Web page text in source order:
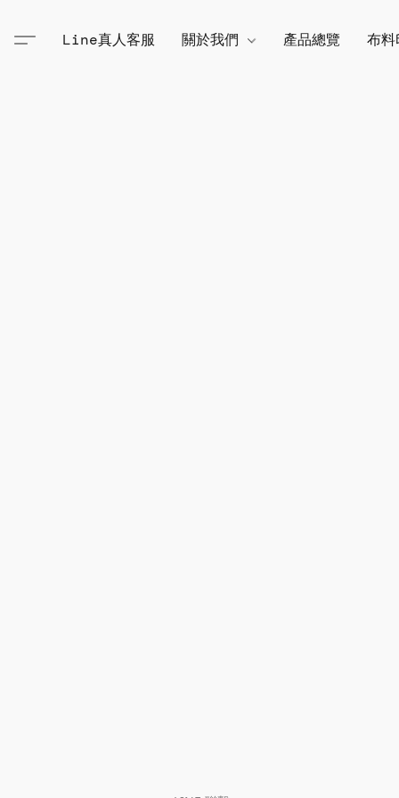
Line真人客服 關於我們 產品總覽 布